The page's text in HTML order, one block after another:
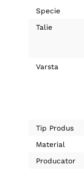
Specie
Talie
Varsta
Tip Produs
Material
Producator